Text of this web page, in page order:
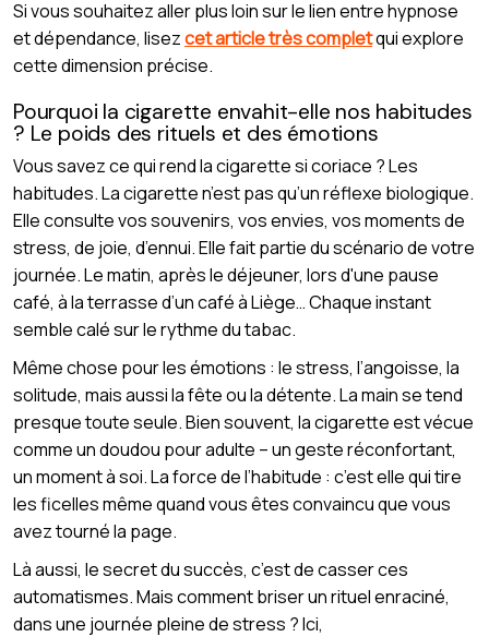
Si vous souhaitez aller plus loin sur le lien entre hypnose
et dépendance, lisezcet article très completqui explore
cette dimension précise.
Pourquoi la cigarette envahit-elle nos habitudes
? Le poids des rituels et des émotions
Vous savez ce qui rend la cigarette si coriace ? Les
habitudes. La cigarette n’est pas qu’un réflexe biologique.
Elle consulte vos souvenirs, vos envies, vos moments de
stress, de joie, d’ennui. Elle fait partie du scénario de votre
journée. Le matin, après le déjeuner, lors d'une pause
café, à la terrasse d’un café à Liège… Chaque instant
semble calé sur le rythme du tabac.
Même chose pour les émotions : le stress, l’angoisse, la
solitude, mais aussi la fête ou la détente. La main se tend
presque toute seule. Bien souvent, la cigarette est vécue
comme un doudou pour adulte – un geste réconfortant,
un moment à soi. La force de l’habitude : c’est elle qui tire
les ficelles même quand vous êtes convaincu que vous
avez tourné la page.
Là aussi, le secret du succès, c’est de casser ces
automatismes. Mais comment briser un rituel enraciné,
dans une journée pleine de stress ? Ici,